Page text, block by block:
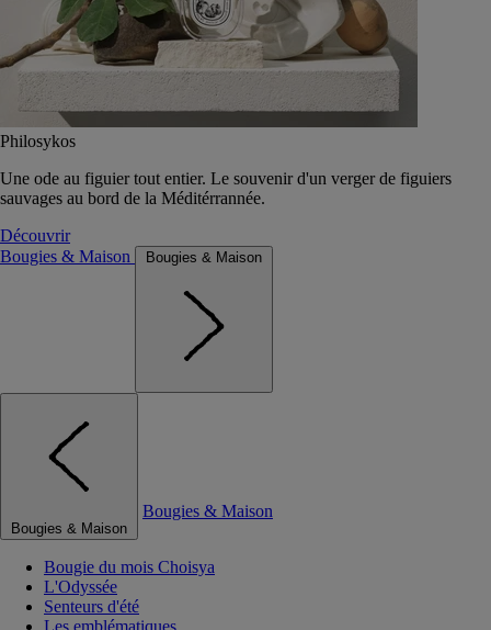
Philosykos
Une ode au figuier tout entier. Le souvenir d'un verger de figuiers
sauvages au bord de la Méditérrannée.
Découvrir
Bougies & Maison
Bougies & Maison
Bougies & Maison
Bougies & Maison
Bougie du mois Choisya
L'Odyssée
Senteurs d'été
Les emblématiques